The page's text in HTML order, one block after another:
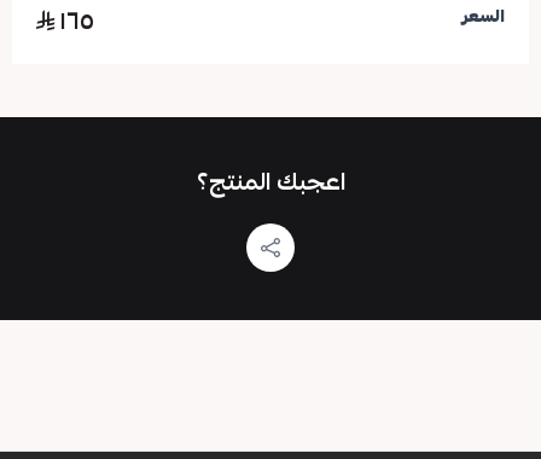
السعر ١٦٥
اعجبك المنتج؟